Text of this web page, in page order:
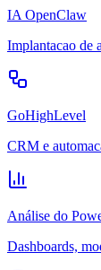
IA OpenClaw
Implantacao de
GoHighLevel
CRM e
Análise do
Dashboards,